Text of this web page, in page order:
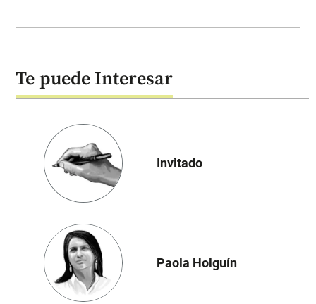
Te puede Interesar
Invitado
Paola Holguín